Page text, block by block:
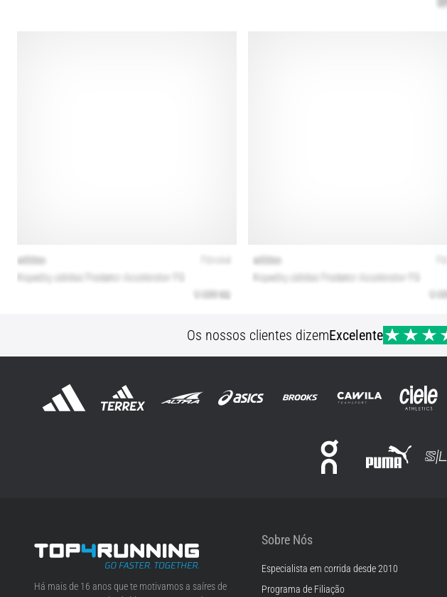
Os nossos clientes dizemExcelente
Top4Running.pt
Há mais de 16 anos que te motivamos a saíres de
Sobre Nós
Especialista em corrida desde 2010
Programa de Filiação